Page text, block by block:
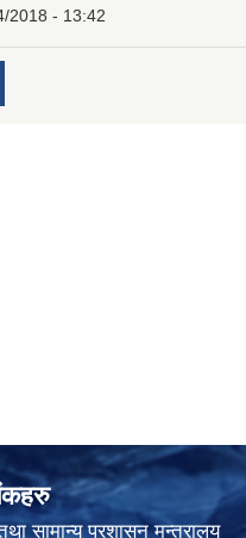
2018 - 13:42
सामान्य प्रशासन मन्त्रालय